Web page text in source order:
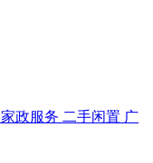
家政服务 二手闲置 广